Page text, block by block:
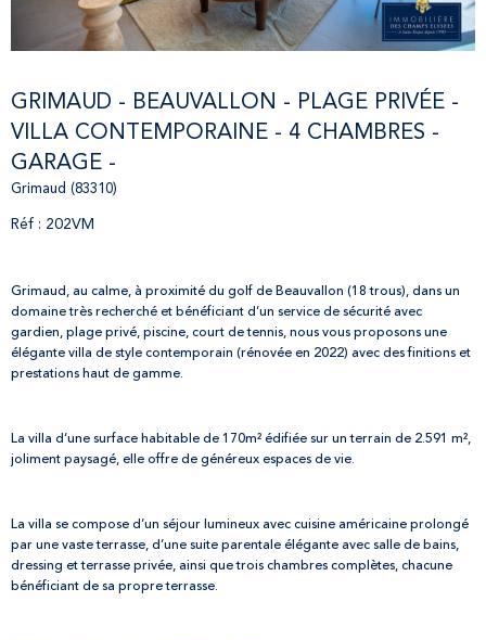
GRIMAUD - BEAUVALLON - PLAGE ​PRIVÉE -
VILLA CONTEMPORAINE - 4 CHAMBRES -
GARAGE -
Grimaud (83310)
Réf : 202VM
Grimaud, au calme, à proximité du golf de Beauvallon (18 trous), dans un
domaine très recherché et bénéficiant d’un service de sécurité avec
gardien, plage privé, piscine, court de tennis, nous vous proposons une
élégante villa de style contemporain (rénovée en 2022) avec des finitions et
prestations haut de gamme.
La villa d’une surface habitable de 170m² édifiée sur un terrain de 2.591 m²,
joliment paysagé, elle offre de généreux espaces de vie.
La villa se compose d’un séjour lumineux avec cuisine américaine prolongé
par une vaste terrasse, d’une suite parentale élégante avec salle de bains,
dressing et terrasse privée, ainsi que trois chambres complètes, chacune
bénéficiant de sa propre terrasse.